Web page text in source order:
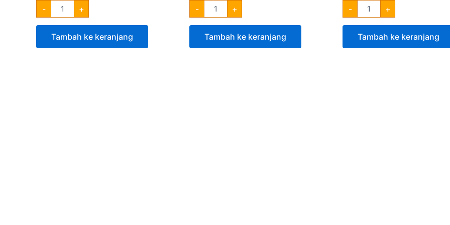
- +
Tambah ke keranjang
- +
Tambah ke keranjang
- +
Tambah ke keranjang